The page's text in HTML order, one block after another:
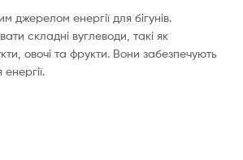
джерелом енергії для бігунів.
складні вуглеводи, такі як
овочі та фрукти. Вони забезпечують